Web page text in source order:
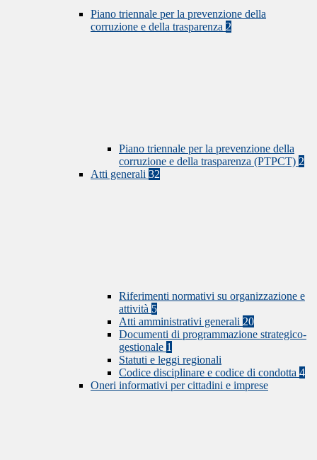
Piano triennale per la prevenzione della
corruzione e della trasparenza 2
Piano triennale per la prevenzione della
corruzione e della trasparenza (PTPCT) 2
Atti generali 32
Riferimenti normativi su organizzazione e
attività 5
Atti amministrativi generali 20
Documenti di programmazione strategico-
gestionale 1
Statuti e leggi regionali
Codice disciplinare e codice di condotta 4
Oneri informativi per cittadini e imprese